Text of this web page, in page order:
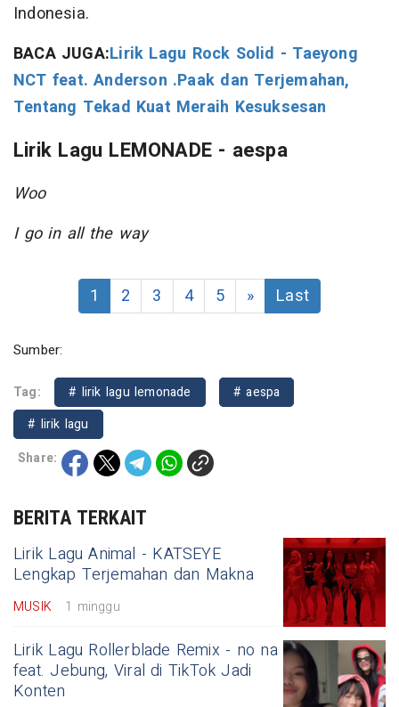
Indonesia.
BACA JUGA:Lirik Lagu Rock Solid - Taeyong
NCT feat. Anderson .Paak dan Terjemahan,
Tentang Tekad Kuat Meraih Kesuksesan
Lirik Lagu LEMONADE - aespa
Woo
I go in all the way
1 2 3 4 5 » Last
Sumber:
Tag: # lirik lagu lemonade
# aespa
# lirik lagu
Share:
BERITA TERKAIT
Lirik Lagu Animal - KATSEYE
Lengkap Terjemahan dan Makna
MUSIK 1 minggu
Lirik Lagu Rollerblade Remix - no na
feat. Jebung, Viral di TikTok Jadi
Konten